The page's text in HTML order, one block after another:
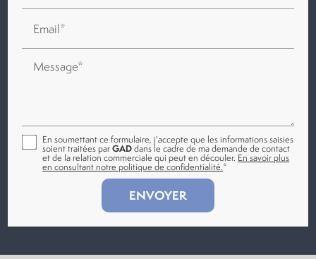
Email*
Message*
En soumettant ce formulaire, j'accepte que les informations saisies
soient traitées parGADdans le cadre de ma demande de contact
et de la relation commerciale qui peut en découler. En savoir plus
en consultant notre politique de confidentialité.*